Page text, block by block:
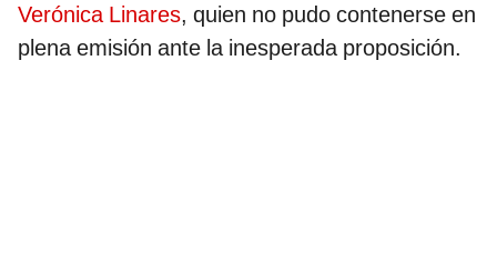
Verónica Linares, quien no pudo contenerse en
plena emisión ante la inesperada proposición.